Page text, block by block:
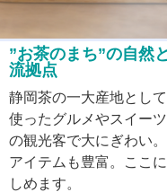
”お茶のまち”の自然
流拠点
静岡茶の一大産地とし
使ったグルメやスイー
の観光客で大にぎわい
アイテムも豊富。ここ
しめます。